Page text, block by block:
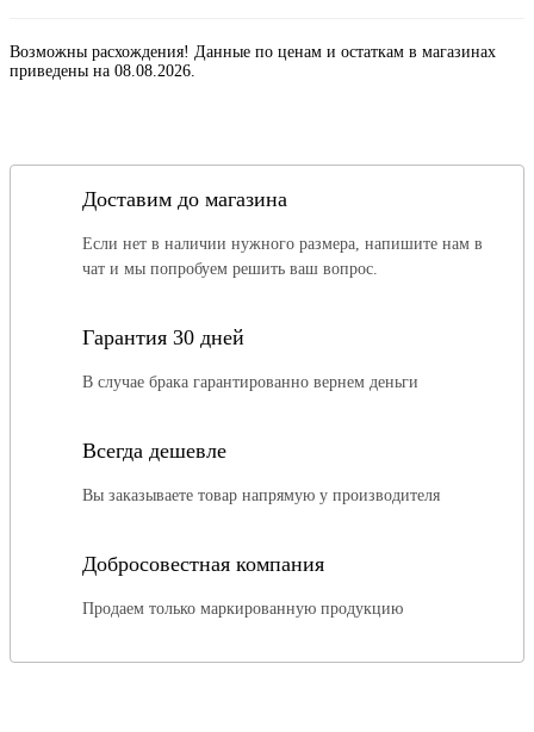
Возможны расхождения! Данные по ценам и остаткам в магазинах
приведены на 08.08.2026.
Доставим до магазина
Если нет в наличии нужного размера, напишите нам в
чат и мы попробуем решить ваш вопрос.
Гарантия 30 дней
В случае брака гарантированно вернем деньги
Всегда дешевле
Вы заказываете товар напрямую у производителя
Добросовестная компания
Продаем только маркированную продукцию